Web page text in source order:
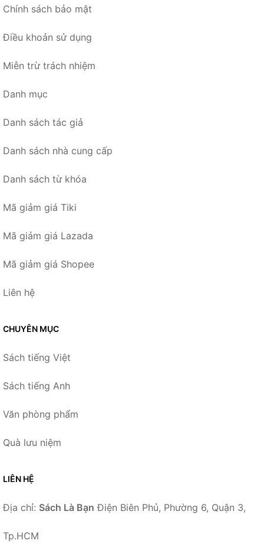
Chính sách bảo mật
Điều khoản sử dụng
Miễn trừ trách nhiệm
Danh mục
Danh sách tác giả
Danh sách nhà cung cấp
Danh sách từ khóa
Mã giảm giá Tiki
Mã giảm giá Lazada
Mã giảm giá Shopee
Liên hệ
CHUYÊN MỤC
Sách tiếng Việt
Sách tiếng Anh
Văn phòng phẩm
Quà lưu niệm
LIÊN HỆ
Địa chỉ: Sách Là Bạn Điện Biên Phủ, Phường 6, Quận 3,
Tp.HCM